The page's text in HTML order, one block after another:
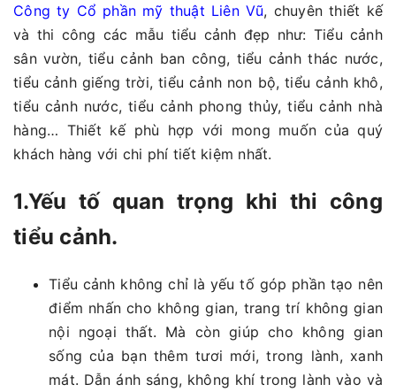
Công ty Cổ phần mỹ thuật Liên Vũ, chuyên thiết kế
và thi công các mẫu tiểu cảnh đẹp như: Tiểu cảnh
sân vườn, tiểu cảnh ban công, tiểu cảnh thác nước,
tiểu cảnh giếng trời, tiểu cảnh non bộ, tiểu cảnh khô,
tiểu cảnh nước, tiểu cảnh phong thủy, tiểu cảnh nhà
hàng… Thiết kế phù hợp với mong muốn của quý
khách hàng với chi phí tiết kiệm nhất.
1.Yếu tố quan trọng khi thi công
tiểu cảnh.
Tiểu cảnh không chỉ là yếu tố góp phần tạo nên
điểm nhấn cho không gian, trang trí không gian
nội ngoại thất. Mà còn giúp cho không gian
sống của bạn thêm tươi mới, trong lành, xanh
mát. Dẫn ánh sáng, không khí trong lành vào và